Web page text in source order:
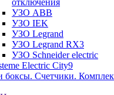
УЗО ABB
УЗО IEK
УЗО Legrand
УЗО Legrand RX3
УЗО Schneider electric
Electric City9
Счетчики.